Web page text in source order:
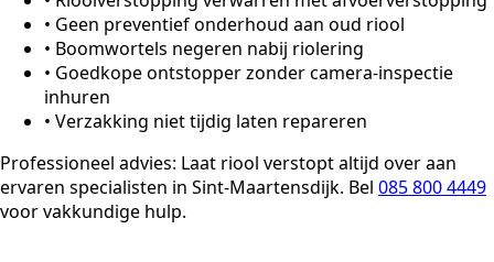
• Geen preventief onderhoud aan oud riool
• Boomwortels negeren nabij riolering
• Goedkope ontstopper zonder camera-inspectie
inhuren
• Verzakking niet tijdig laten repareren
Professioneel advies: Laat riool verstopt altijd over aan
ervaren specialisten in Sint-Maartensdijk. Bel 085 800 4449
voor vakkundige hulp.